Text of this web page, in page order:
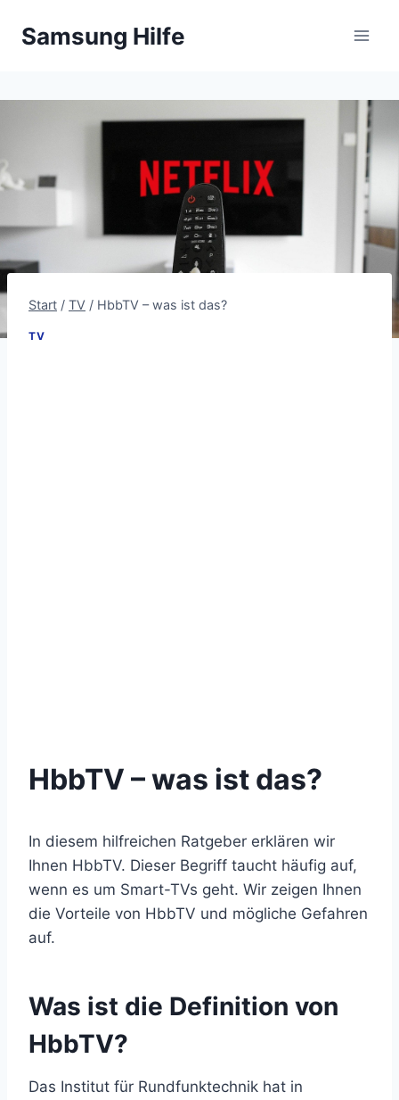
InhaltSamsung Hilfe
Start / TV / HbbTV – was ist das?
TV
HbbTV – was ist das?
In diesem hilfreichen Ratgeber erklären wir
Ihnen HbbTV. Dieser Begriff taucht häufig auf,
wenn es um Smart-TVs geht. Wir zeigen Ihnen
die Vorteile von HbbTV und mögliche Gefahren
auf.
Was ist die Definition von
HbbTV?
Das Institut für Rundfunktechnik hat in